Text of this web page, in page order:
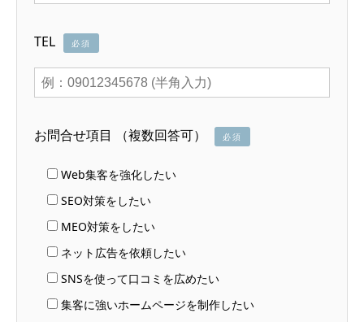
TEL 必須
お問合せ項目 （複数回答可） 必須
Web集客を強化したい
SEO対策をしたい
MEO対策をしたい
ネット広告を依頼したい
SNSを使って口コミを広めたい
集客に強いホームページを制作したい